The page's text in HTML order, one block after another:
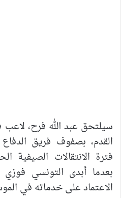
سيلتحق عبد الله فرح، لاعب
القدم، بصفوف فريق
فترة الانتقالات الصيفية
بعدما أبدى التونسي
الاعتماد على خدماته في